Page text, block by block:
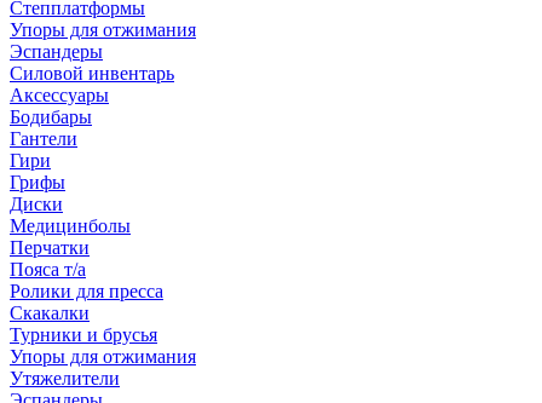
Степплатформы
Упоры для отжимания
Эспандеры
Силовой инвентарь
Аксессуары
Бодибары
Гантели
Гири
Грифы
Диски
Медицинболы
Перчатки
Пояса т/а
Ролики для пресса
Скакалки
Турники и брусья
Упоры для отжимания
Утяжелители